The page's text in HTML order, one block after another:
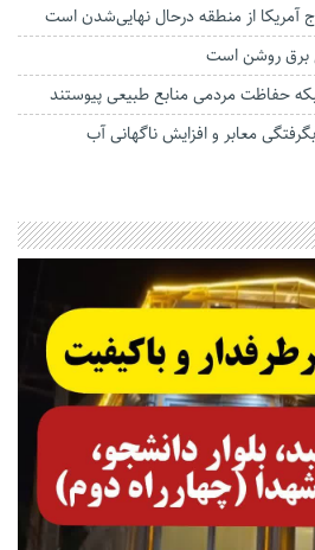
آمریکا از منطقه درحال نهایی‌شدن است
برق روشن است
معابر و افزایش ناگهانی آب